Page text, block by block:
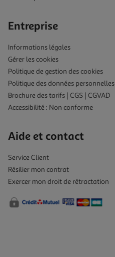
Entreprise
Informations légales
Gérer les cookies
Politique de gestion des cookies
Politique des données personnelles
Brochure des tarifs | CGS | CGVAD
Accessibilité : Non conforme
Aide et contact
Service Client
Résilier mon contrat
Exercer mon droit de rétractation